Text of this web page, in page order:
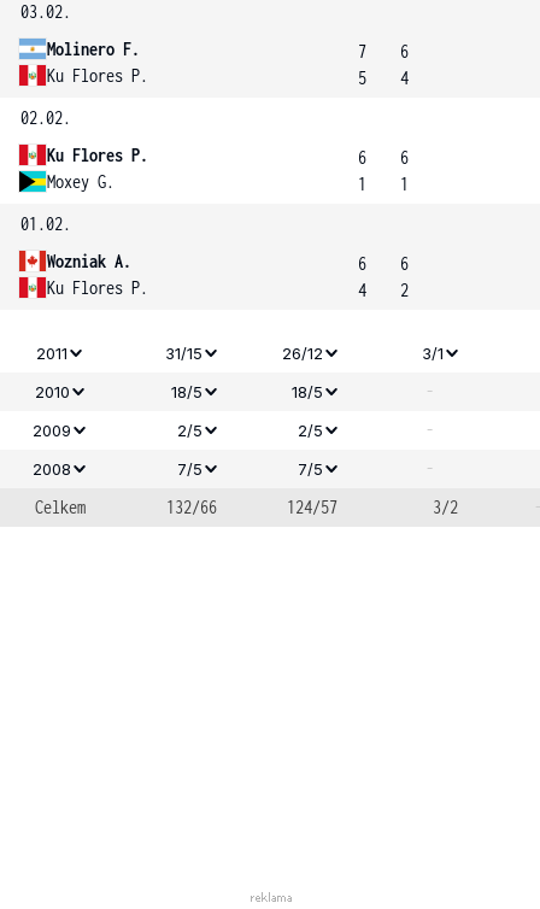
03.02.
Molinero F.
Ku Flores P.
7
5
6
4
02.02.
Ku Flores P.
Moxey G.
6
1
6
1
01.02.
Wozniak A.
Ku Flores P.
6
4
6
2
2011 31/15 26/12
3/1
2010
18/5 18/5 -
2009 2/5 2/5 -
2008 7/5 7/5
-
Celkem
132/66 124/57 3/2